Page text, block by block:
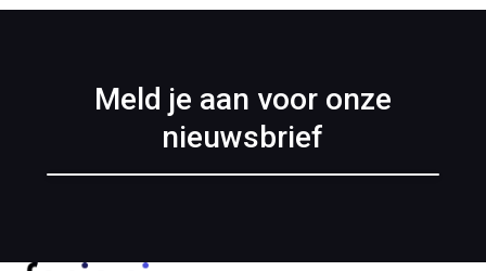
Meld je aan voor onze
nieuwsbrief